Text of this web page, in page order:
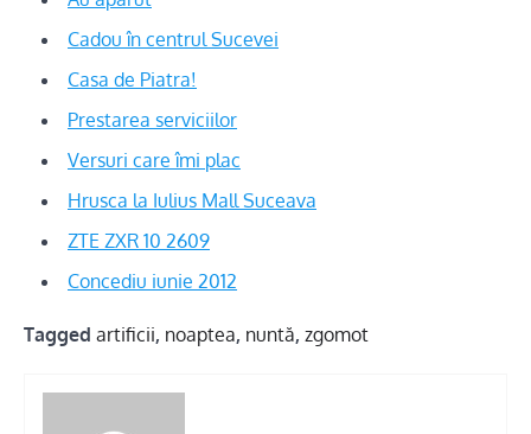
Cadou în centrul Sucevei
Casa de Piatra!
Prestarea serviciilor
Versuri care îmi plac
Hrusca la Iulius Mall Suceava
ZTE ZXR 10 2609
Concediu iunie 2012
Tagged artificii, noaptea, nuntă, zgomot